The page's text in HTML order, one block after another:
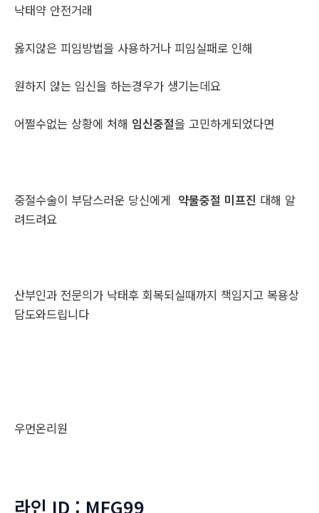
낙­태약 안전거래
옳지않은 피임방법을 사용하거나 피임실패로 인해
원하지 않는 임신을 하는경우가 생기는데요
어쩔수없는 상황에 처해 임신중절을 고민하게되었다면
중절수술이 부담스러운 당신에게 약물중절 미프진 대해 알
려드려요
산부인과 전문의가 낙태후 회복되실때까지 책임지고 복용상
담도와드립니다
우먼온리원
라인 ID : MFG99